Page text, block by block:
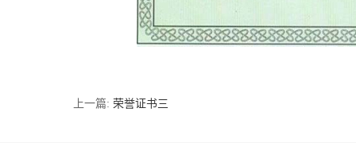
上一篇: 荣誉证书三